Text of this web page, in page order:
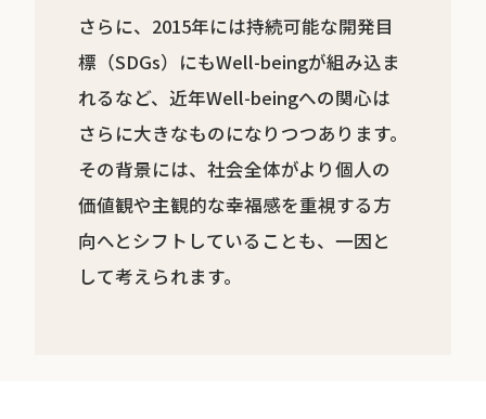
さらに、2015年には持続可能な開発目
標（SDGs）にもWell-beingが組み込ま
れるなど、近年Well-beingへの関心は
さらに大きなものになりつつあります。
その背景には、社会全体がより個人の
価値観や主観的な幸福感を重視する方
向へとシフトしていることも、一因と
して考えられます。